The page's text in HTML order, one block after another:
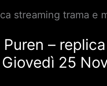
streaming trama e
–
25